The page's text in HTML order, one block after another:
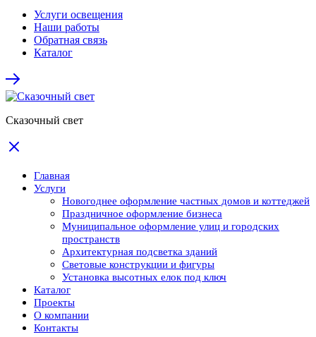
Услуги освещения
Наши работы
Обратная связь
Каталог
Сказочный свет
Главная
Услуги
Новогоднее оформление частных домов и коттеджей
Праздничное оформление бизнеса
Муниципальное оформление улиц и городских
пространств
Архитектурная подсветка зданий
Световые конструкции и фигуры
Установка высотных елок под ключ
Каталог
Проекты
О компании
Контакты